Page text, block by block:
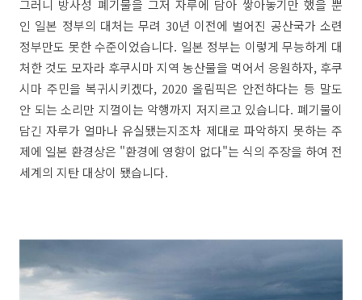
그러니 방사성 폐기물을 그저 자루에 담아 쌓아놓기만 했을 뿐
인 일본 정부의 대처는 무려 30년 이전에 벌어진 공산국가 소련
정부만도 못한 수준이었습니다. 일본 정부는 이렇게 무능하게 대
처한 것도 모자라 후쿠시마 지역 농산물을 먹어서 응원하자, 후쿠
시마 주민을 복귀시키겠다, 2020 올림픽은 안전하다는 등 말도
안 되는 소리만 지껄이는 악행까지 저지르고 있습니다. 폐기물이
담긴 자루가 얼마나 유실됐는지조차 제대로 파악하지 못하는 주
제에 일본 환경상은 "환경에 영향이 없다"는 식의 주장을 하여 전
세계의 지탄 대상이 됐습니다.